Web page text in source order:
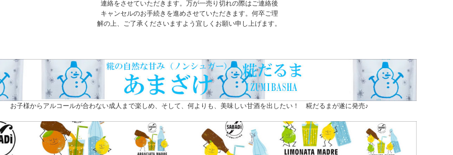
連絡をさせていただきます。万が一売り切れの際はご連絡後
キャンセルのお手続きを進めさせていただきます。何卒ご理
解の上、ご了承くださいますよう宜しくお願い申し上げます。
お子様からアルコールが合わない成人まで楽しめ、そして、何よりも、美味しい甘酒を出したい！ 糀だるまが遂に発売♪